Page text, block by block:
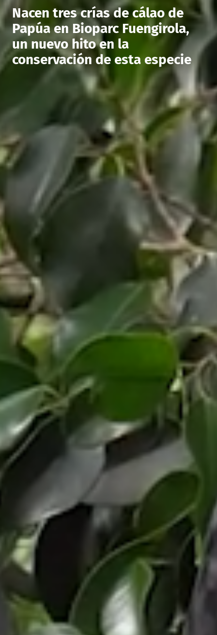
Nacen tres crías de cálao de
Papúa en Bioparc Fuengirola,
un nuevo hito en la
conservación de esta especie